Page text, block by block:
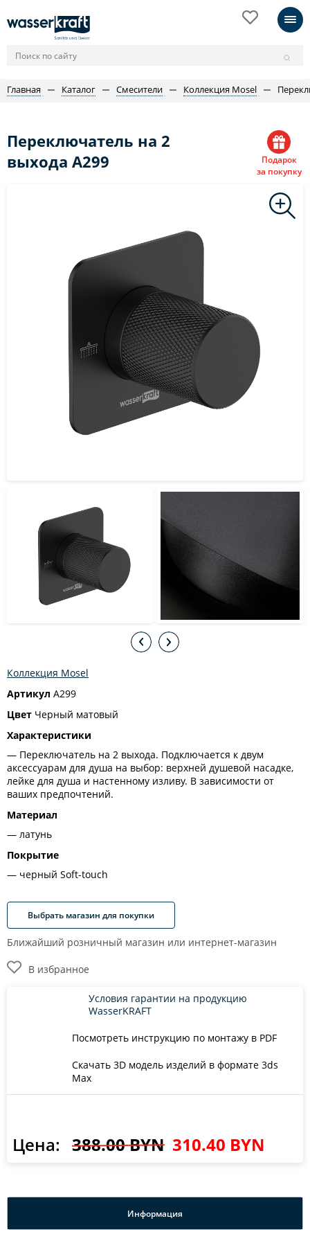
Главная Каталог Смесители Коллекция Mosel
Переключатель на 2
выхода A299
Подарок
за покупку
Коллекция Mosel
Артикул A299
Цвет Черный матовый
Характеристики
Переключатель на 2 выхода. Подключается к двум
аксессуарам для душа на выбор: верхней душевой насадке,
лейке для душа и настенному изливу. В зависимости от
ваших предпочтений.
Материал
латунь
Покрытие
черный Soft-touch
Выбрать магазин для покупки
Ближайший розничный магазин или интернет-магазин
В избранное
Посмотреть инструкцию по монтажу в PDF
Скачать 3D модель изделий в формате 3ds
Max
Условия гарантии на продукцию
WasserKRAFT
Цена: 388.00 BYN 310.40 BYN
Информация